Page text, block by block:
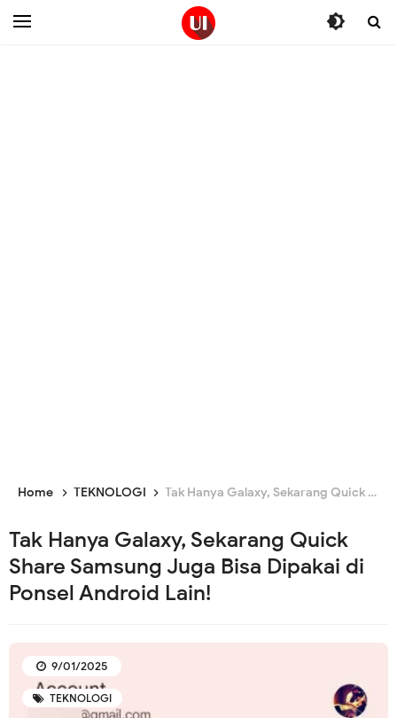
Home TEKNOLOGI Tak Hanya Galaxy, Sekarang Quick Share Samsung Juga Bisa Dipakai di Ponsel Android Lain!
Tak Hanya Galaxy, Sekarang Quick
Share Samsung Juga Bisa Dipakai di
Ponsel Android Lain!
TEKNOLOGI
9/01/2025